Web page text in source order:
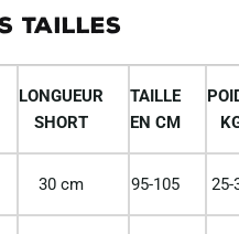
TAILLES
LONGUEUR
SHORT
TAILLE
EN CM
30 cm 95-105 25-